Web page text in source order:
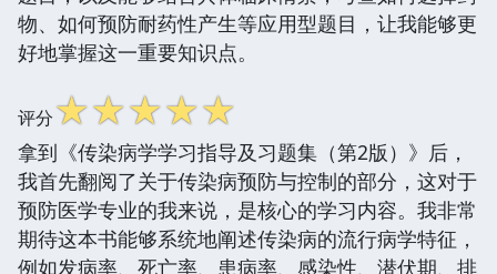
物、如何预防耐药性产生等应用型题目，让我能够更
好地掌握这一重要知识点。
评分☆☆☆☆☆
拿到《传染病学学习指导及习题集（第2版）》后，
我首先翻阅了关于传染病预防与控制的部分，这对于
预防医学专业的我来说，是核心的学习内容。我非常
期待这本书能够系统地阐述传染病的流行病学特征，
例如发病率、死亡率、患病率、感染性、潜伏期、排